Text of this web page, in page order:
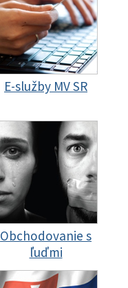
E-služby MV SR
Obchodovanie s
ľuďmi